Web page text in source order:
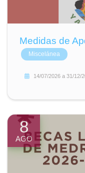
Medidas de
Miscelánea
14/07/2026 a 31/12/
8
AGO